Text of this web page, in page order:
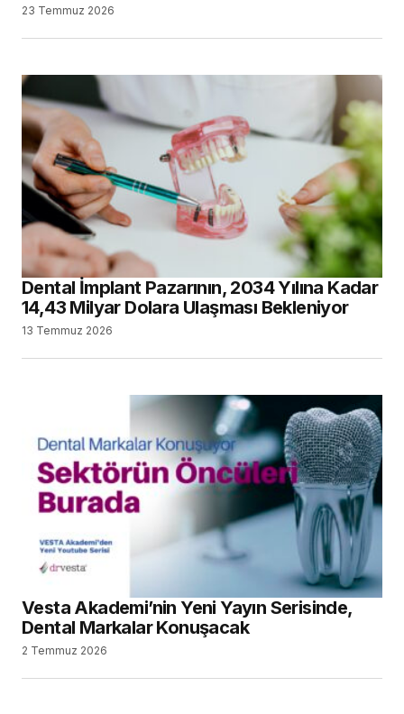
23 Temmuz 2026
Dental İmplant Pazarının, 2034 Yılına Kadar
14,43 Milyar Dolara Ulaşması Bekleniyor
13 Temmuz 2026
Vesta Akademi’nin Yeni Yayın Serisinde,
Dental Markalar Konuşacak
2 Temmuz 2026